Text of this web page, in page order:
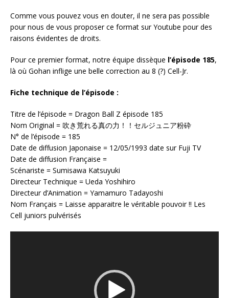
Comme vous pouvez vous en douter, il ne sera pas possible
pour nous de vous proposer ce format sur Youtube pour des
raisons évidentes de droits.
Pour ce premier format, notre équipe dissèque l’épisode 185,
là où Gohan inflige une belle correction au 8 (?) Cell-Jr.
Fiche technique de l’épisode :
Titre de l’épisode = Dragon Ball Z épisode 185
Nom Original = 吹き荒れる真の力！！セルジュニア粉砕
N° de l’épisode = 185
Date de diffusion Japonaise = 12/05/1993 date sur Fuji TV
Date de diffusion Française =
Scénariste = Sumisawa Katsuyuki
Directeur Technique = Ueda Yoshihiro
Directeur d’Animation = Yamamuro Tadayoshi
Nom Français = Laisse apparaitre le véritable pouvoir !! Les
Cell juniors pulvérisés